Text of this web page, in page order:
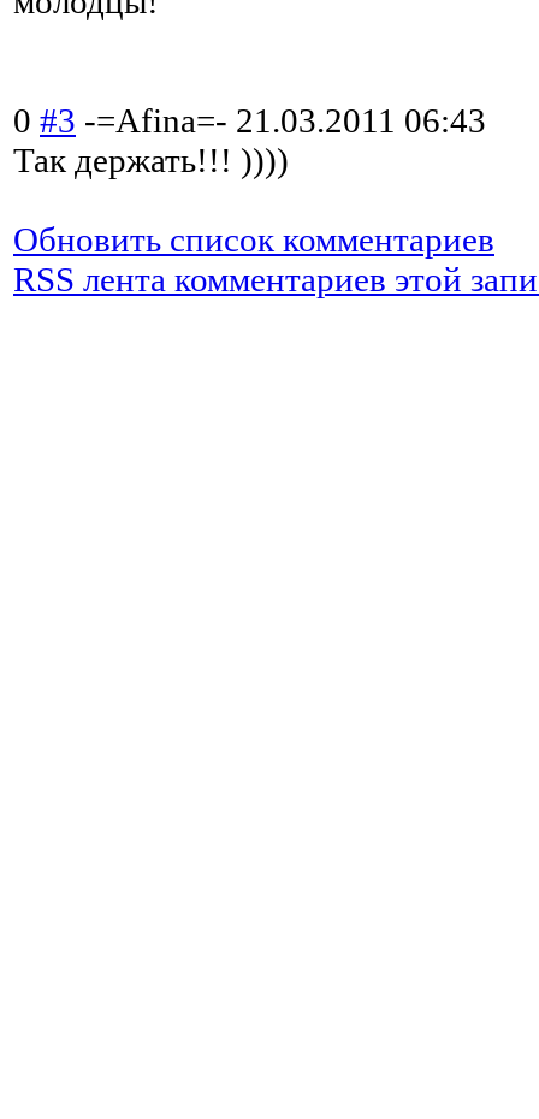
0 #3 -=Afina=- 21.03.2011 06:43
Так держать!!! ))))
Обновить список комментариев
RSS лента комментариев этой